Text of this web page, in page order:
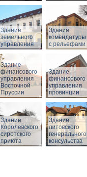
Здание
земельного
управления
Здание
комендатуры
с рельефами
Здание
финансового
управления
Восточной
Пруссии
Здание
финансового
управления
провинции
Здание
Королевского
сиротского
приюта
Здание
литовского
генерального
консульства